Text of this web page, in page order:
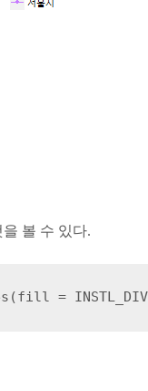
볼 수 있다.